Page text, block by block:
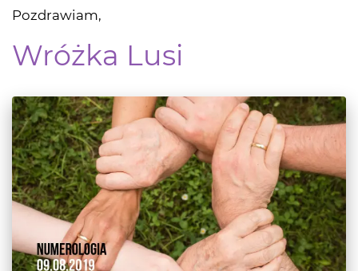
Pozdrawiam,
Wróżka Lusi